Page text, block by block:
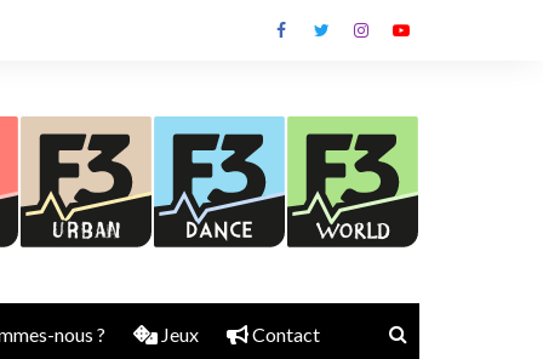
nous ? Jeux Contact